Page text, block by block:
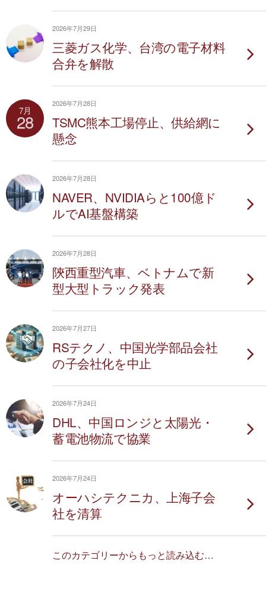
2026年7月29日
三菱ガス化学、台湾の電子材料
合弁を解散
7月
28
2026年7月28日
TSMC熊本工場停止、供給網に
懸念
2026年7月28日
NAVER、NVIDIAらと100億ド
ルでAI基盤構築
2026年7月28日
陝西重型汽車、ベトナムで新
型大型トラック発表
2026年7月27日
RSテクノ、中国光学部品会社
の子会社化を中止
2026年7月24日
DHL、中国ロンジと太陽光・
蓄電池物流で協業
2026年7月24日
オーハシテクニカ、上海子会
社を清算
このカテゴリーからもっと読み込む…